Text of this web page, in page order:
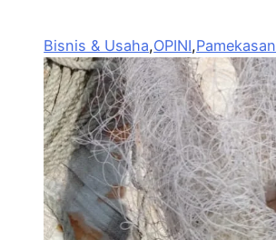
Bisnis & Usaha,OPINI,Pamekasan